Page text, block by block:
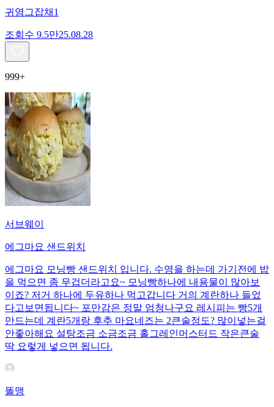
귀염그잡채1
조회수 9.5만25.08.28
999+
서브웨이
에그마요 샌드위치
에그마요 모닝빵 샌드위치 입니다. 수영을 하는데 가기전에 밥
을 먹으면 좀 무겁더라고요~ 모닝빵하나에 내용물이 많아보
이죠? 저거 하나에 두유하나 먹고갑니다 거의 계란하나 들었
다고보면됩니다~ 포만감은 정말 엄청나구요 레시피는 빵5개
만드는데 계란5개랑 후추 마요네즈는 2큰술정도? 많이넣는걸
안좋아해요 설탕조금 소금조금 홀그레인머스터드 작은큰술
딱 요렇게 넣으면 됩니다.
똘맹